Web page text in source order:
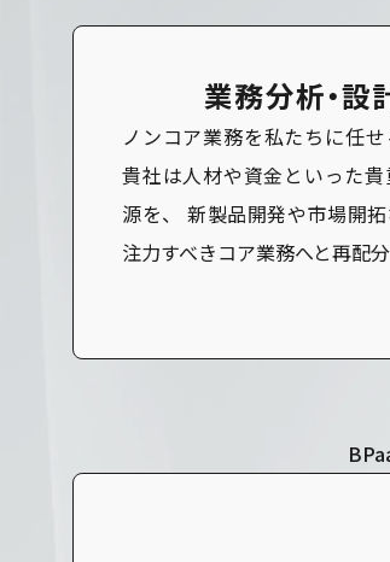
業務分析・設
ノンコア業務を私たちに任せ
貴社は人材や資金といった
源を、 新製品開発や市場開
注力すべきコア業務へと再配分